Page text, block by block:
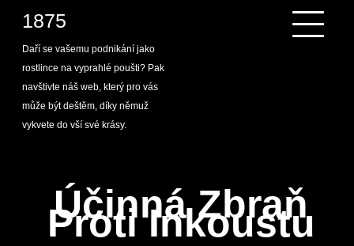
content
1875
Daří se vašemu podnikání jako
rostlince na vyprahlé poušti? Pak
navštivte náš web, který pro vás
může být deštěm, díky němuž
vykvete do vší své krásy.
Účinná Zbraň
Proti Inkoustu